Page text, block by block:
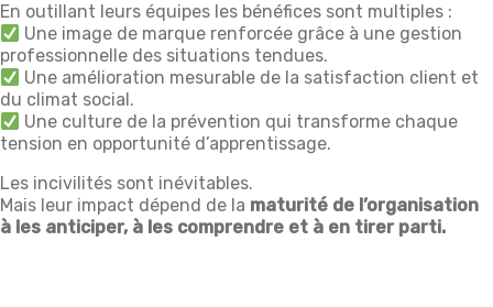
En outillant leurs équipes les bénéfices sont multiples :
Une image de marque renforcée grâce à une gestion
professionnelle des situations tendues.
Une amélioration mesurable de la satisfaction client et
du climat social.
Une culture de la prévention qui transforme chaque
tension en opportunité d’apprentissage.
Les incivilités sont inévitables.
Mais leur impact dépend de la maturité de l’organisation
à les anticiper, à les comprendre et à en tirer parti.